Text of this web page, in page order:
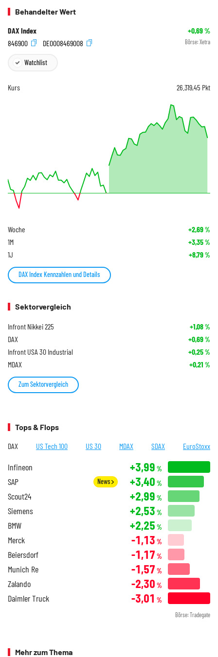
Behandelter Wert
DAX Index +0,69%
846900
DE0008469008 Börse: Xetra
Watchlist
Kurs 26.319,45 Pkt
Woche +2,69%
1M +3,35%
1J +8,79%
DAX Index Kennzahlen und Details
Sektorvergleich
Infront Nikkei 225 +1,08%
DAX +0,69%
Infront USA 30 Industrial +0,25%
MDAX +0,21 %
Zum Sektorvergleich
Tops & Flops
DAX US Tech 100 US 30 MDAX SDAX EuroStoxx
Infineon +3,99 %
SAP News +3,40 %
Scout24 +2,99 %
Siemens +2,53 %
BMW +2,25 %
Merck -1,13 %
Beiersdorf -1,17 %
Munich Re -1,57 %
Zalando -2,30 %
Daimler Truck -3,01 %
Börse: Tradegate
Mehr zum Thema